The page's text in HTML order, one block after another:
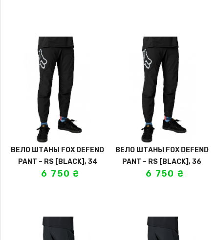
ВЕЛО ШТАНЫ FOX DEFEND
PANT – RS [BLACK], 34
6 750₴
ВЕЛО ШТАНЫ FOX DEFEND
PANT – RS [BLACK], 36
6 750 ₴